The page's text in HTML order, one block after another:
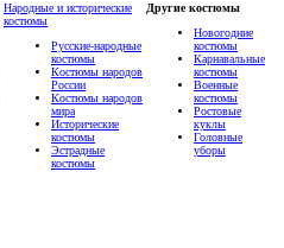
Народные и исторические
костюмы
Русские-народные
костюмы
Костюмы народов
России
Костюмы народов
мира
Исторические
костюмы
Эстрадные
костюмы
Другие костюмы
Новогодние
костюмы
Карнавальные
костюмы
Военные
костюмы
Ростовые
куклы
Головные
уборы